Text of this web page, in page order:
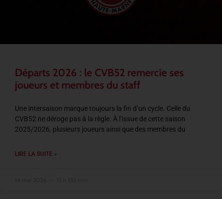
Départs 2026 : le CVB52 remercie ses
joueurs et membres du staff
Une intersaison marque toujours la fin d’un cycle. Celle du
CVB52 ne déroge pas à la règle. À l’issue de cette saison
2025/2026, plusieurs joueurs ainsi que des membres du
LIRE LA SUITE »